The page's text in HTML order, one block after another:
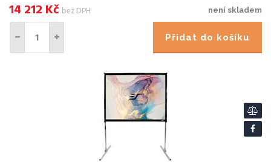
není skladem
14 212 Kč bez DPH
Přidat do košíku